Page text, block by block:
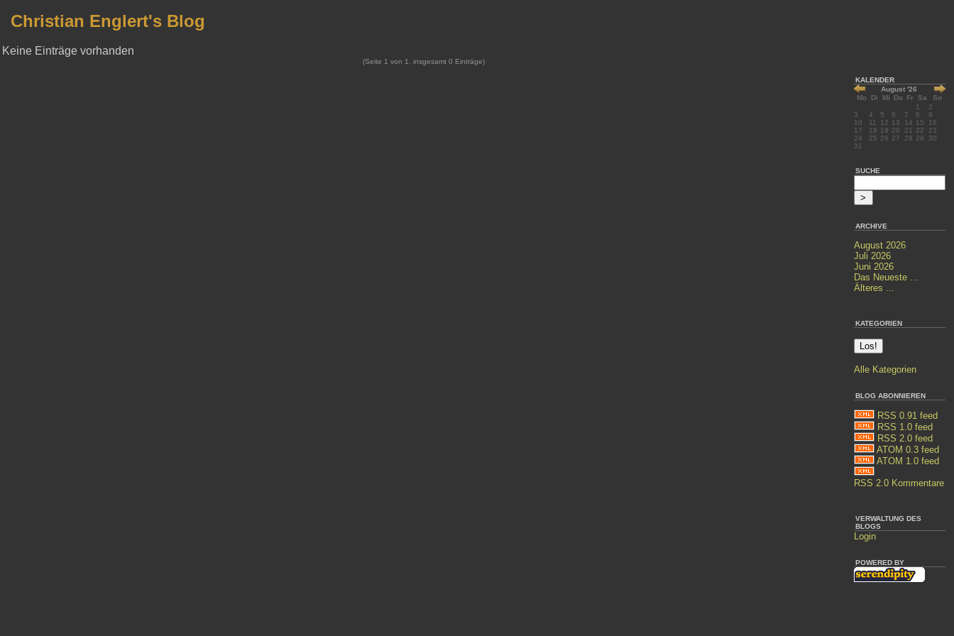
Christian Englert's Blog
Keine Einträge vorhanden
(Seite 1 von 1, insgesamt 0 Einträge)
KALENDER
August '26
Mo
Di Mi Do Fr Sa
So
1
2
3
4 5 6 7 8
9
10
11 12 13 14 15
16
17
18 19 20 21 22
23
24
25 26 27 28 29
30
31
SUCHE
ARCHIVE
August 2026
Juli 2026
Juni 2026
Das Neueste ...
Älteres ...
KATEGORIEN
Alle Kategorien
BLOG ABONNIEREN
RSS 0.91 feed
RSS 1.0 feed
RSS 2.0 feed
ATOM 0.3 feed
ATOM 1.0 feed
RSS 2.0 Kommentare
VERWALTUNG DES
BLOGS
Login
POWERED BY